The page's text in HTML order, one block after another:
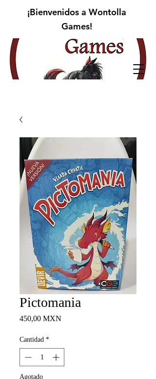
¡Bienvenidos a Wontolla
Games!
Pictomania
450,00 MXN
Cantidad *
Agotado